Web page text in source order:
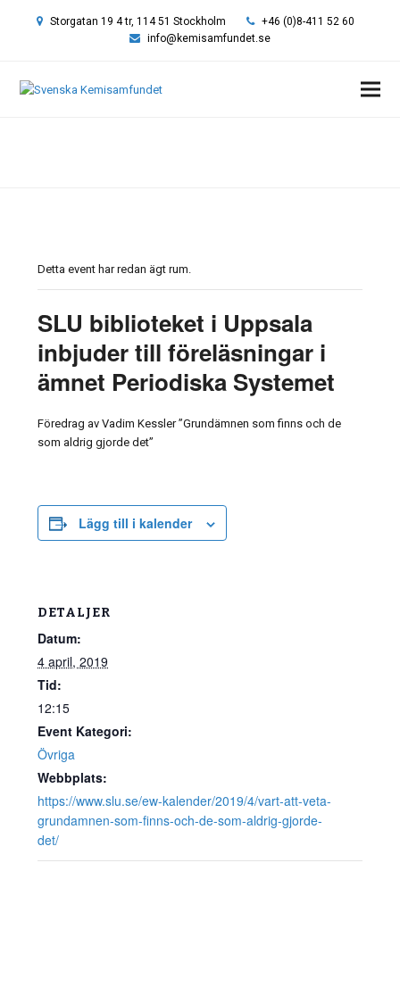
Storgatan 19 4 tr, 114 51 Stockholm
+46 (0)8-411 52 60
info@kemisamfundet.se
Detta event har redan ägt rum.
SLU biblioteket i Uppsala
inbjuder till föreläsningar i
ämnet Periodiska Systemet
Föredrag av Vadim Kessler ”Grundämnen som finns och de
som aldrig gjorde det”
Lägg till i kalender
DETALJER
Datum:
4 april, 2019
Tid:
12:15
Event Kategori:
Övriga
Webbplats:
https://www.slu.se/ew-kalender/2019/4/vart-att-veta-
grundamnen-som-finns-och-de-som-aldrig-gjorde-
det/